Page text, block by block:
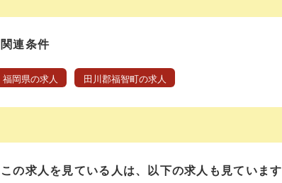
関連条件
福岡県の求人 田川郡福智町の求人
この求人を見ている人は、以下の求人も見ています